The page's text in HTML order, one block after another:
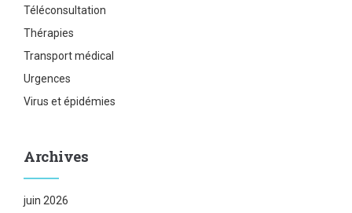
Téléconsultation
Thérapies
Transport médical
Urgences
Virus et épidémies
Archives
juin 2026